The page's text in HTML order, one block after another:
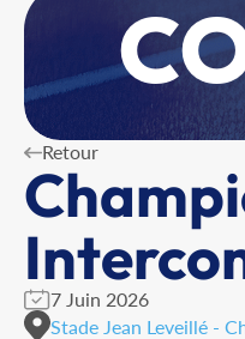
Retour
7 Juin 2026
Stade Jean Leveillé -